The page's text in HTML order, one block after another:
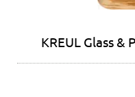
KREUL Glass &